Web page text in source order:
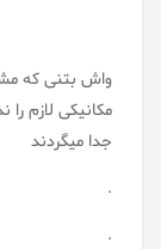
واش بتنی که
مکانیکی لازم را
جدا میگردند
.
.